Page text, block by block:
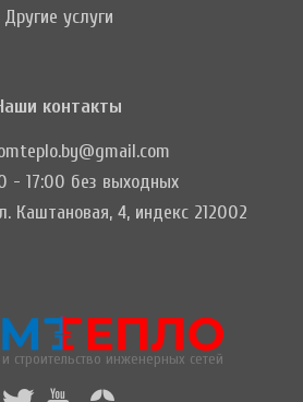
Другие услуги
контакты
- 17:00 без выходных
Каштановая, 4, индекс 212002
строительство инженерных сетей